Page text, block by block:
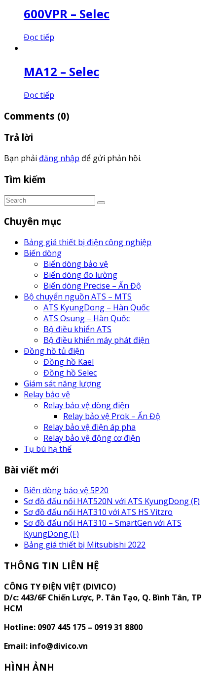
600VPR – Selec
Đọc tiếp
MA12 – Selec
Đọc tiếp
Comments (0)
Trả lời
Bạn phải đăng nhập để gửi phản hồi.
Tìm kiếm
Chuyên mục
Bảng giá thiết bị điện công nghiệp
Biến dòng
Biến dòng bảo vệ
Biến dòng đo lường
Biến dòng Precise – Ấn Độ
Bộ chuyển nguồn ATS – MTS
ATS KyungDong – Hàn Quốc
ATS Osung – Hàn Quốc
Bộ điều khiển ATS
Bộ điều khiển máy phát điện
Đồng hồ tủ điện
Đồng hồ Kael
Đồng hồ Selec
Giám sát năng lượng
Relay bảo vệ
Relay bảo vệ dòng điện
Relay bảo vệ Prok – Ấn Độ
Relay bảo vệ điện áp pha
Relay bảo vệ động cơ điện
Tụ bù hạ thế
Bài viết mới
Biến dòng bảo vệ 5P20
Sơ đồ đấu nối HAT520N với ATS KyungDong (F)
Sơ đồ đấu nối HAT310 với ATS HS Vitzro
Sơ đồ đấu nối HAT310 – SmartGen với ATS
KyungDong (F)
Bảng giá thiết bị Mitsubishi 2022
THÔNG TIN LIÊN HỆ
CÔNG TY ĐIỆN VIỆT (DIVICO)
D/c: 443/6F Chiến Lược, P. Tân Tạo, Q. Bình Tân, TP
HCM
Hotline: 0907 445 175 – 0919 31 8800
Email: info@divico.vn
HÌNH ẢNH